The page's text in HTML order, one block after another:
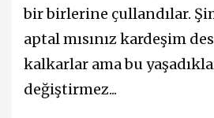
bir birlerine çullandılar.
aptal mısınız kardeşim
kalkarlar ama bu
değiştirmez...